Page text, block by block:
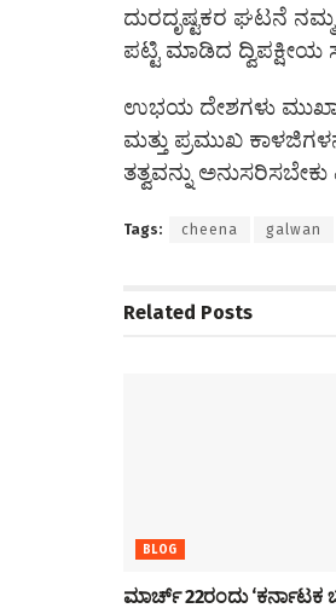
ದುರದೃಷ್ಟಕರ ಘಟನೆ
ಪಟ್ಟಿ ಮಾಡಿದ ದ್ವಿಪಕ್ಷೀಯ
ಉಭಯ ದೇಶಗಳು
ಮತ್ತು ಪ್ರಮುಖ
ತತ್ವವನ್ನು
Tags: cheena galwan
Related Posts
BLOG
ಮಾರ್ಚ್ 22ರಂದು